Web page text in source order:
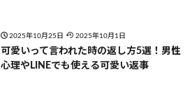
2025年10月25日 2025年10月1日
可愛いって言われた時の返し方5選！男性
心理やLINEでも使える可愛い返事